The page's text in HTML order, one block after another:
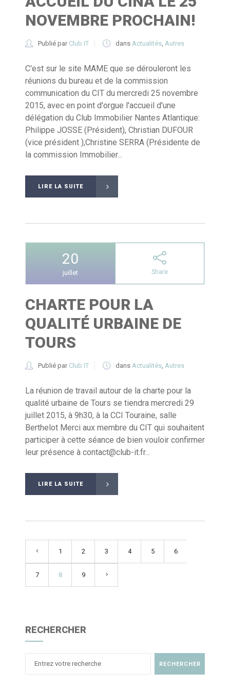
NOVEMBRE PROCHAIN!
Publié par Club IT dans Actualités Autres
C'est sur le site MAME que se dérouleront les
réunions du bureau et de la commission
communication du CIT du mercredi 25 novembre
2015, avec en point d'orgue l'accueil d'une
délégation du Club Immobilier Nantes Atlantique:
Philippe JOSSE (Président), Christian DUFOUR
(vice président ),Christine SERRA (Présidente de
la commission Immobilier...
LIRE LA SUITE
20
juillet Share
CHARTE POUR LA
QUALITÉ URBAINE DE
TOURS
Publié par Club IT dans Actualités Autres
La réunion de travail autour de la charte pour la
qualité urbaine de Tours se tiendra mercredi 29
juillet 2015, à 9h30, à la CCI Touraine, salle
Berthelot Merci aux membre du CIT qui souhaitent
participer à cette séance de bien vouloir confirmer
leur présence à contact@club-it.fr...
LIRE LA SUITE
1 2 3 4 5 6
7 8 9
RECHERCHER